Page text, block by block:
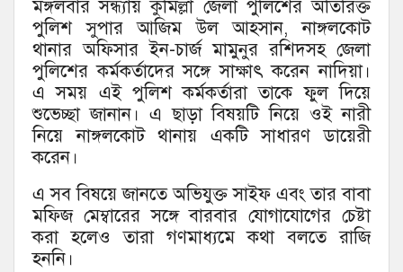
মঙ্গলবার সন্ধ্যায় কুমিল্লা জেলা পুলিশের অতিরিক্ত
পুলিশ সুপার আজিম উল আহসান, নাঙ্গলকোট
থানার অফিসার ইন-চার্জ মামুনুর রশিদসহ জেলা
পুলিশের কর্মকর্তাদের সঙ্গে সাক্ষাৎ করেন নাদিয়া।
এ সময় এই পুলিশ কর্মকর্তারা তাকে ফুল দিয়ে
শুভেচ্ছা জানান। এ ছাড়া বিষয়টি নিয়ে ওই নারী
নিয়ে নাঙ্গলকোট থানায় একটি সাধারণ ডায়েরী
করেন।
এ সব বিষয়ে জানতে অভিযুক্ত সাইফ এবং তার বাবা
মফিজ মেম্বারের সঙ্গে বারবার যোগাযোগের চেষ্টা
করা হলেও তারা গণমাধ্যমে কথা বলতে রাজি
হননি।